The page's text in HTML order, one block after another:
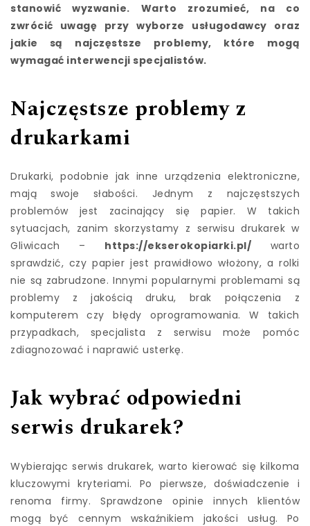
stanowić wyzwanie. Warto zrozumieć, na co
zwrócić uwagę przy wyborze usługodawcy oraz
jakie są najczęstsze problemy, które mogą
wymagać interwencji specjalistów.
Najczęstsze problemy z
drukarkami
Drukarki, podobnie jak inne urządzenia elektroniczne,
mają swoje słabości. Jednym z najczęstszych
problemów jest zacinający się papier. W takich
sytuacjach, zanim skorzystamy z serwisu drukarek w
Gliwicach – https://ekserokopiarki.pl/ warto
sprawdzić, czy papier jest prawidłowo włożony, a rolki
nie są zabrudzone. Innymi popularnymi problemami są
problemy z jakością druku, brak połączenia z
komputerem czy błędy oprogramowania. W takich
przypadkach, specjalista z serwisu może pomóc
zdiagnozować i naprawić usterkę.
Jak wybrać odpowiedni
serwis drukarek?
Wybierając serwis drukarek, warto kierować się kilkoma
kluczowymi kryteriami. Po pierwsze, doświadczenie i
renoma firmy. Sprawdzone opinie innych klientów
mogą być cennym wskaźnikiem jakości usług. Po